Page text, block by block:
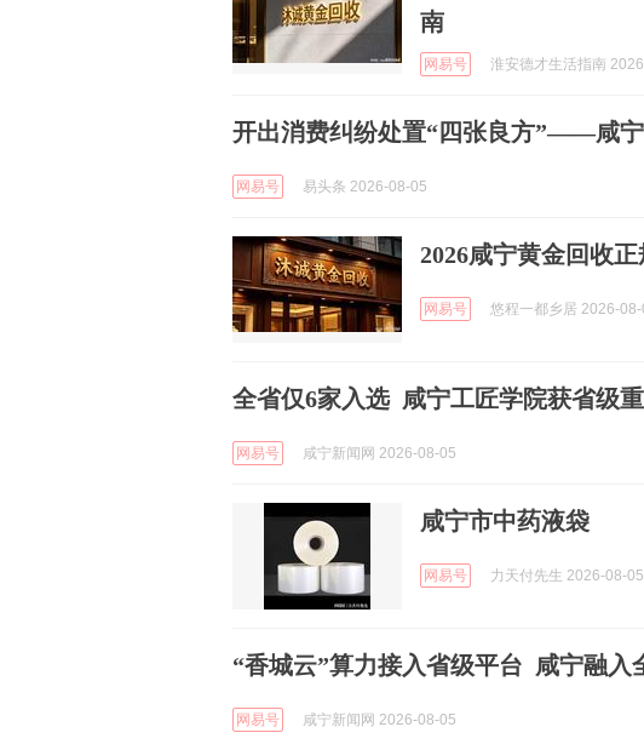
南
网易号 淮安德才生活指南
开出消费纠纷处置“四张良方”——咸
网易号 易头条 2026-08-05
2026咸宁黄金回收
网易号 悠程一都乡居 2026-08-
全省仅6家入选 咸宁工匠学院获省级
网易号 咸宁新闻网 2026-08-05
咸宁市中药液袋
网易号 力天付先生 2026-08-05
“香城云”算力接入省级平台 咸宁融入
网易号 咸宁新闻网 2026-08-05